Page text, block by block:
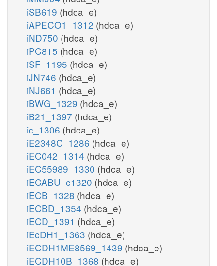
iSB619 (hdca_e)
iAPECO1_1312 (hdca_e)
iND750 (hdca_e)
iPC815 (hdca_e)
iSF_1195 (hdca_e)
iJN746 (hdca_e)
iNJ661 (hdca_e)
iBWG_1329 (hdca_e)
iB21_1397 (hdca_e)
ic_1306 (hdca_e)
iE2348C_1286 (hdca_e)
iEC042_1314 (hdca_e)
iEC55989_1330 (hdca_e)
iECABU_c1320 (hdca_e)
iECB_1328 (hdca_e)
iECBD_1354 (hdca_e)
iECD_1391 (hdca_e)
iEcDH1_1363 (hdca_e)
iECDH1ME8569_1439 (hdca_e)
iECDH10B_1368 (hdca_e)